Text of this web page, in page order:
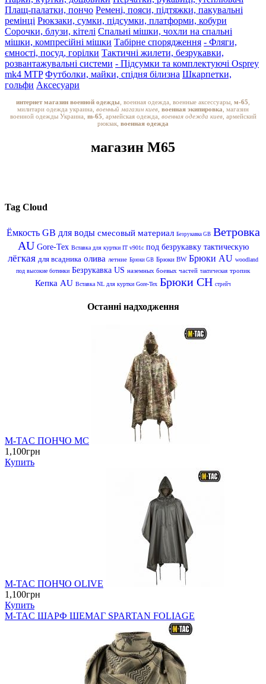
Плащ-палатки, пончо Ремені, пояси, підтяжки, пакувальні
ремінці Рюкзаки, сумки, підсумки, платформи, кобури
Сорочки, блузи, кітелі Спальні мішки, чохли на спальні
мішки, компресійні мішки Табірне спорядження - Фляги,
ємності, посуд, горілки Тактичні жилети, безрукавки,
розвантажувальні системи - Підсумки та комплектуючі Osprey
mk4 MTP Футболки, майки, спідня білизна Шкарпетки,
гольфи Аксесуари
интернет магазин военной одежды , военная одежда, военные аксессуары, м-65
милитари одежда украина, военный магазин киев, военная экипировка , магазин
военной одежды Украина, m-65 , армейская одежда, военная одежда киев, армейский
рюкзак, военная одежда
магазин M65
Tag Cloud
Ёмкость GB для воды смесовый материал Безрукавка GB Ветровка
AU Gore-Tex Вставка для куртки IT v901c под безрукавку тактическую
лёгкая для всадника олива летние Брюки GB Брюки BW Брюки AU woodland
под высокие ботинки Безрукавка US наземных боевых частей тактическая тропик
Кепка AU Вставка NL для куртки Gore-Tex Брюки CH стрейч
Останні надходження
M-TAC ПОНЧО MC
1,100грн
Купить
M-TAC ПОНЧО OLIVE
1,100грн
Купить
M-TAC ШАРФ ШЕМАГ SPARTAN FOLIAGE